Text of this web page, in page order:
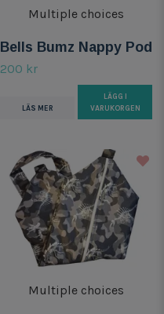
Multiple choices
Bells Bumz Nappy Pod
200 kr
LÄS MER
LÄGG I
VARUKORGEN
Multiple choices